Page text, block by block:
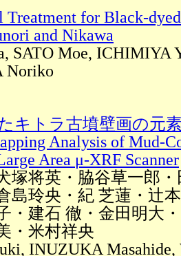
Treatment for Black-
and Nikawa
SATO Moe, ICHIMIYA
Noriko
キトラ古墳壁画の元
Analysis of Mud-
Area μ-XRF Scanner
塚将英・脇谷草一郎
島玲央・紀 芝蓮・辻
・建石 徹・金田明大
・米村祥央
INUZUKA